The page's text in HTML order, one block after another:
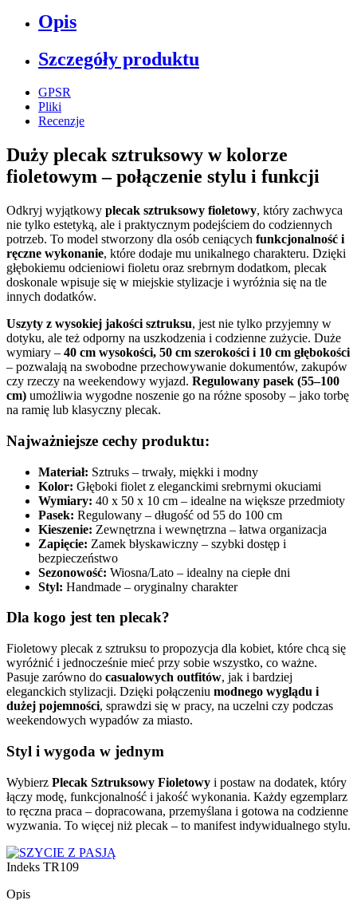
Opis
Szczegóły produktu
GPSR
Pliki
Recenzje
Duży plecak sztruksowy w kolorze
fioletowym – połączenie stylu i funkcji
Odkryj wyjątkowy plecak sztruksowy fioletowy, który zachwyca
nie tylko estetyką, ale i praktycznym podejściem do codziennych
potrzeb. To model stworzony dla osób ceniących funkcjonalność i
ręczne wykonanie, które dodaje mu unikalnego charakteru. Dzięki
głębokiemu odcieniowi fioletu oraz srebrnym dodatkom, plecak
doskonale wpisuje się w miejskie stylizacje i wyróżnia się na tle
innych dodatków.
Uszyty z wysokiej jakości sztruksu, jest nie tylko przyjemny w
dotyku, ale też odporny na uszkodzenia i codzienne zużycie. Duże
wymiary – 40 cm wysokości, 50 cm szerokości i 10 cm głębokości
– pozwalają na swobodne przechowywanie dokumentów, zakupów
czy rzeczy na weekendowy wyjazd. Regulowany pasek (55–100
cm) umożliwia wygodne noszenie go na różne sposoby – jako torbę
na ramię lub klasyczny plecak.
Najważniejsze cechy produktu:
Materiał: Sztruks – trwały, miękki i modny
Kolor: Głęboki fiolet z eleganckimi srebrnymi okuciami
Wymiary: 40 x 50 x 10 cm – idealne na większe przedmioty
Pasek: Regulowany – długość od 55 do 100 cm
Kieszenie: Zewnętrzna i wewnętrzna – łatwa organizacja
Zapięcie: Zamek błyskawiczny – szybki dostęp i
bezpieczeństwo
Sezonowość: Wiosna/Lato – idealny na ciepłe dni
Styl: Handmade – oryginalny charakter
Dla kogo jest ten plecak?
Fioletowy plecak z sztruksu to propozycja dla kobiet, które chcą się
wyróżnić i jednocześnie mieć przy sobie wszystko, co ważne.
Pasuje zarówno do casualowych outfitów, jak i bardziej
eleganckich stylizacji. Dzięki połączeniu modnego wyglądu i
dużej pojemności, sprawdzi się w pracy, na uczelni czy podczas
weekendowych wypadów za miasto.
Styl i wygoda w jednym
Wybierz Plecak Sztruksowy Fioletowy i postaw na dodatek, który
łączy modę, funkcjonalność i jakość wykonania. Każdy egzemplarz
to ręczna praca – dopracowana, przemyślana i gotowa na codzienne
wyzwania. To więcej niż plecak – to manifest indywidualnego stylu.
Indeks TR109
Opis